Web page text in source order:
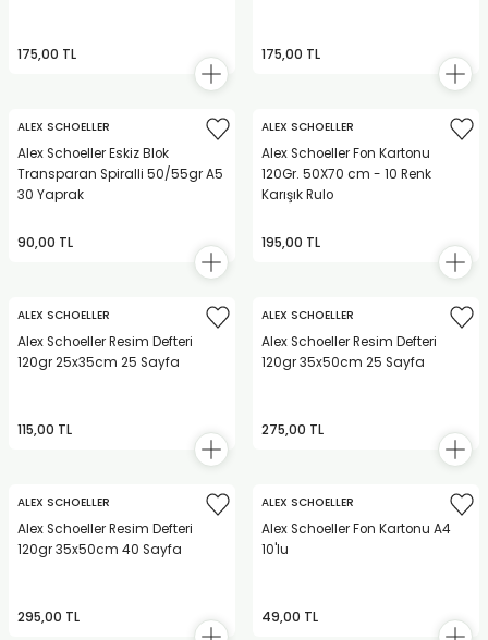
175,00 TL 175,00 TL
ALEX SCHOELLER
Alex Schoeller Eskiz Blok
Transparan Spiralli 50/55gr A5
30 Yaprak
90,00 TL
ALEX SCHOELLER
Alex Schoeller Fon Kartonu
120Gr. 50X70 cm - 10 Renk
Karışık Rulo
195,00 TL
ALEX SCHOELLER
Alex Schoeller Resim Defteri
120gr 25x35cm 25 Sayfa
115,00 TL
ALEX SCHOELLER
Alex Schoeller Resim Defteri
120gr 35x50cm 25 Sayfa
275,00 TL
ALEX SCHOELLER
Alex Schoeller Resim Defteri
120gr 35x50cm 40 Sayfa
295,00 TL
ALEX SCHOELLER
Alex Schoeller Fon Kartonu A4
10'lu
49,00 TL